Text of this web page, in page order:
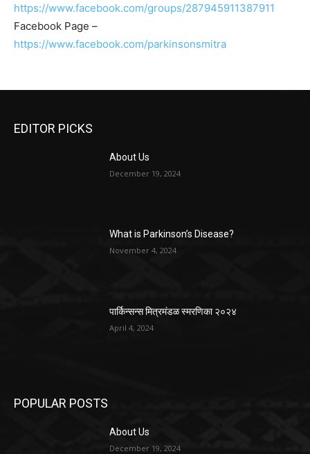
https://www.facebook.com/groups/287945911387911
Facebook Page –
https://www.facebook.com/parkinsonsmitra
EDITOR PICKS
About Us
December 19, 2024
What is Parkinson’s Disease?
November 4, 2024
पार्किन्सन्स मित्रमंडळ स्मरणिका २०२४
April 4, 2024
POPULAR POSTS
About Us
December 19, 2024